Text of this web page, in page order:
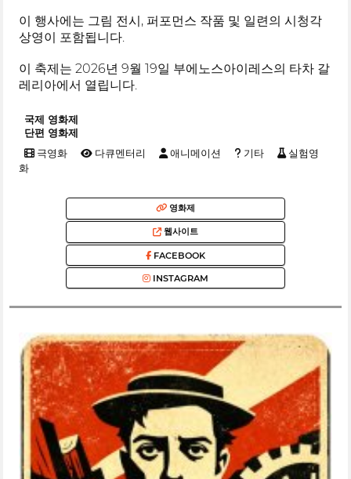
이 행사에는 그림 전시, 퍼포먼스 작품 및 일련의 시청각
상영이 포함됩니다.
이 축제는 2026년 9월 19일 부에노스아이레스의 타차 갈
레리아에서 열립니다.
국제 영화제
단편 영화제
극영화 다큐멘터리 애니메이션 기타
실험영
화
영화제
웹사이트
FACEBOOK
INSTAGRAM